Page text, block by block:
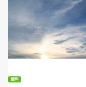
無料ダウンロード
無料